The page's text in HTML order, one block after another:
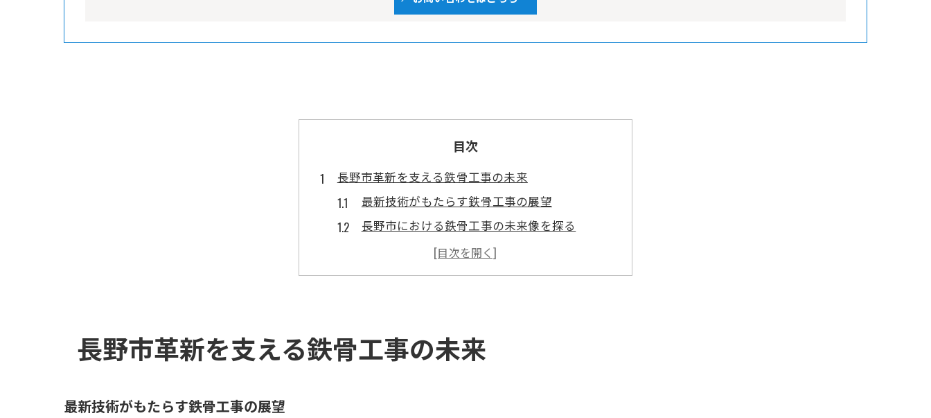
目次
長野市革新を支える鉄骨工事の未来
最新技術がもたらす鉄骨工事の展望
長野市における鉄骨工事の未来像を探る
革新技術が長野市に与える影響
長期的視点で見る鉄骨工事の可能性
地域特性を活かした鉄骨工事技術の進化
長野市革新を支える鉄骨工事の未来
最新技術がもたらす鉄骨工事の展望